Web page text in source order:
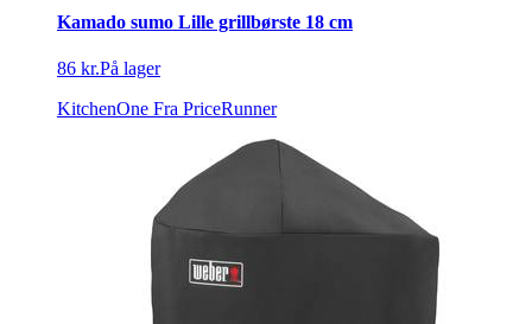
Kamado sumo Lille grillbørste 18 cm
86 kr.På lager
KitchenOne Fra PriceRunner